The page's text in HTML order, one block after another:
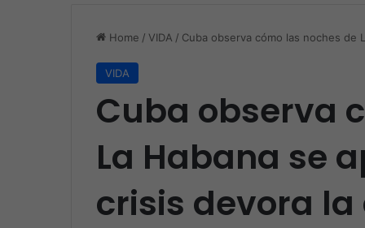
Home / VIDA / Cuba observa cómo las noches de
VIDA
Cuba observa
La Habana se
crisis devora